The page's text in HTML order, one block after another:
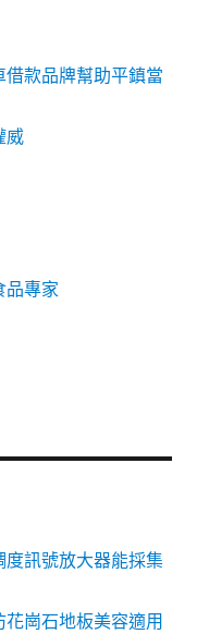
款品牌幫助平鎮當
威
品專家
訊號放大器能採集
崗石地板美容適用